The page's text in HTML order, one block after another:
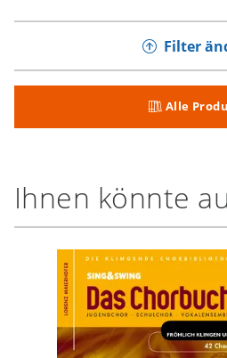
Filter
Alle
Ihnen könnte